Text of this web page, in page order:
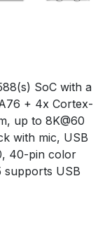
SoC with a
+ 4x Cortex-
up to 8K@60
with mic, USB
40-pin color
supports USB